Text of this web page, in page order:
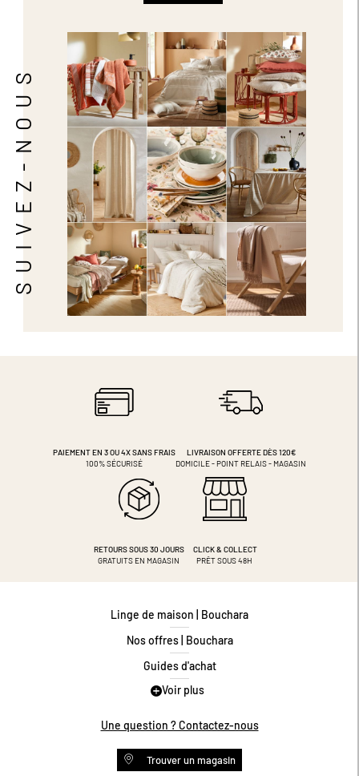
SUIVEZ-NOUS
PAIEMENT EN 3 OU 4XSANS FRAIS
100% SÉCURISÉ
LIVRAISON OFFERTE DÈS 120€
DOMICILE - POINT RELAIS - MAGASIN
RETOURS SOUS 30 JOURS
GRATUITS EN MAGASIN
CLICK & COLLECT
PRÊT SOUS 48H
Linge de maison | Bouchara
Nos offres | Bouchara
Guides d'achat
Guide des tailles
Programme de fidélité
Voir plus
Une question ? Contactez-nous
Trouver un magasin